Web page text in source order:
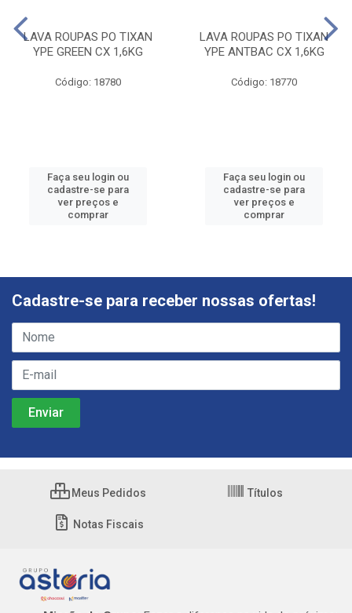
LAVA ROUPAS PO TIXAN
YPE GREEN CX 1,6KG
Código: 18780
Faça seu login ou
cadastre-se para
ver preços e
comprar
LAVA ROUPAS PO TIXAN
YPE ANTBAC CX 1,6KG
Código: 18770
Faça seu login ou
cadastre-se para
ver preços e
comprar
Cadastre-se para receber nossas ofertas!
Meus Pedidos Títulos
Notas Fiscais